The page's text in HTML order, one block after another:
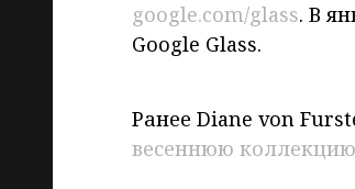
google.com/glass. В
Google Glass.
Ранее Diane von
весеннюю коллекцию